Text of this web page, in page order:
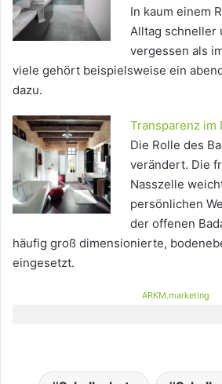
In kaum einem
Alltag schneller
vergessen als
viele gehört beispielsweise ein
dazu.
Transparenz im
Die Rolle des
verändert. Die
Nasszelle
persönlichen
der offenen
häufig groß dimensionierte,
eingesetzt.
ARKM.marketing